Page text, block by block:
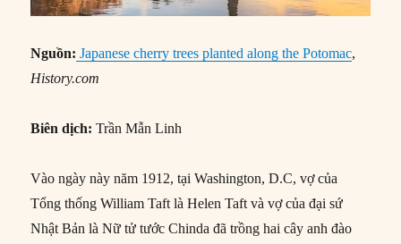
Nguồn: Japanese cherry trees planted along the Potomac,
History.com
Biên dịch: Trần Mẫn Linh
Vào ngày này năm 1912, tại Washington, D.C, vợ của
Tổng thống William Taft là Helen Taft và vợ của đại sứ
Nhật Bản là Nữ tử tước Chinda đã trồng hai cây anh đào